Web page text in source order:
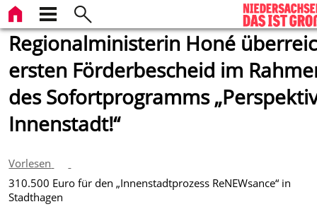
Regionalministerin Honé
ersten Förderbescheid im
des Sofortprogramms
Innenstadt!“
Vorlesen
310.500 Euro für den „Innenstadtprozess ReNEWsance“ in
Stadthagen